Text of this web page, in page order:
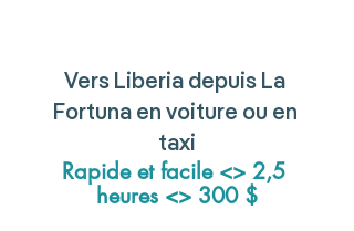
Vers Liberia depuis La
Fortuna en voiture ou en
taxi
Rapide et facile <> 2,5
heures <> 300 $